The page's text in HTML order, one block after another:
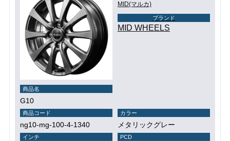
MID(マルカ)
ブランド
MID WHEELS
商品名
G10
商品コード
ng10-mg-100-4-1340
カラー
メタリックグレー
インチ PCD